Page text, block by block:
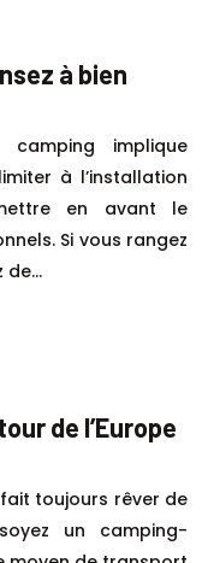
à bien
implique
à l’installation
en avant le
Si vous rangez
de…
de l’Europe
toujours rêver de
un camping-